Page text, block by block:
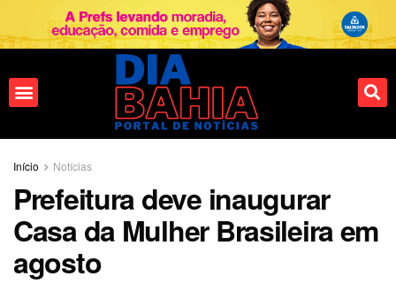
Início Notícias
Prefeitura deve inaugurar
Casa da Mulher Brasileira em
agosto